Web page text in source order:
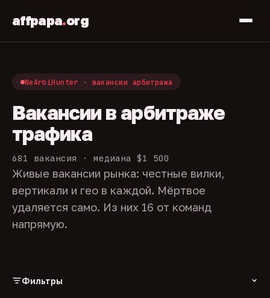
affpapa.org
NeArbiHunter · вакансии арбитража
Вакансии в арбитраже
трафика
681 вакансия · медиана $1 500
Живые вакансии рынка: честные вилки,
вертикали и гео в каждой. Мёртвое
удаляется само. Из них 16 от команд
напрямую.
Фильтры